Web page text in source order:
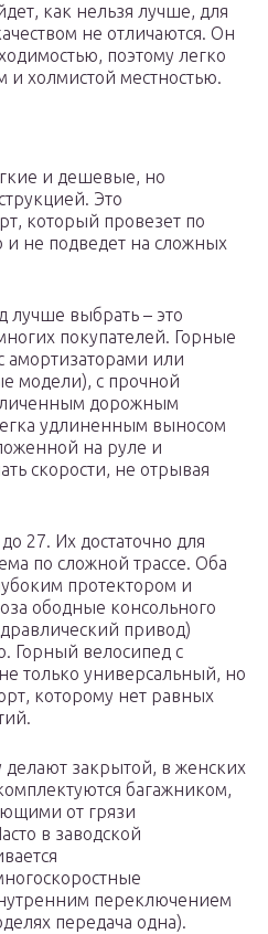
как нельзя лучше, для
не отличаются. Он
поэтому легко
и холмистой местностью.
и дешевые, но
Это
который провезет по
не подведет на сложных
лучше выбрать – это
покупателей. Горные
амортизаторами или
модели), с прочной
дорожным
удлиненным выносом
на руле и
скорости, не отрывая
27. Их достаточно для
по сложной трассе. Оба
протектором и
ободные консольного
привод)
Горный велосипед с
только универсальный, но
которому нет равных
закрытой, в женских
багажником,
от грязи
в заводской
переключением
передача одна).